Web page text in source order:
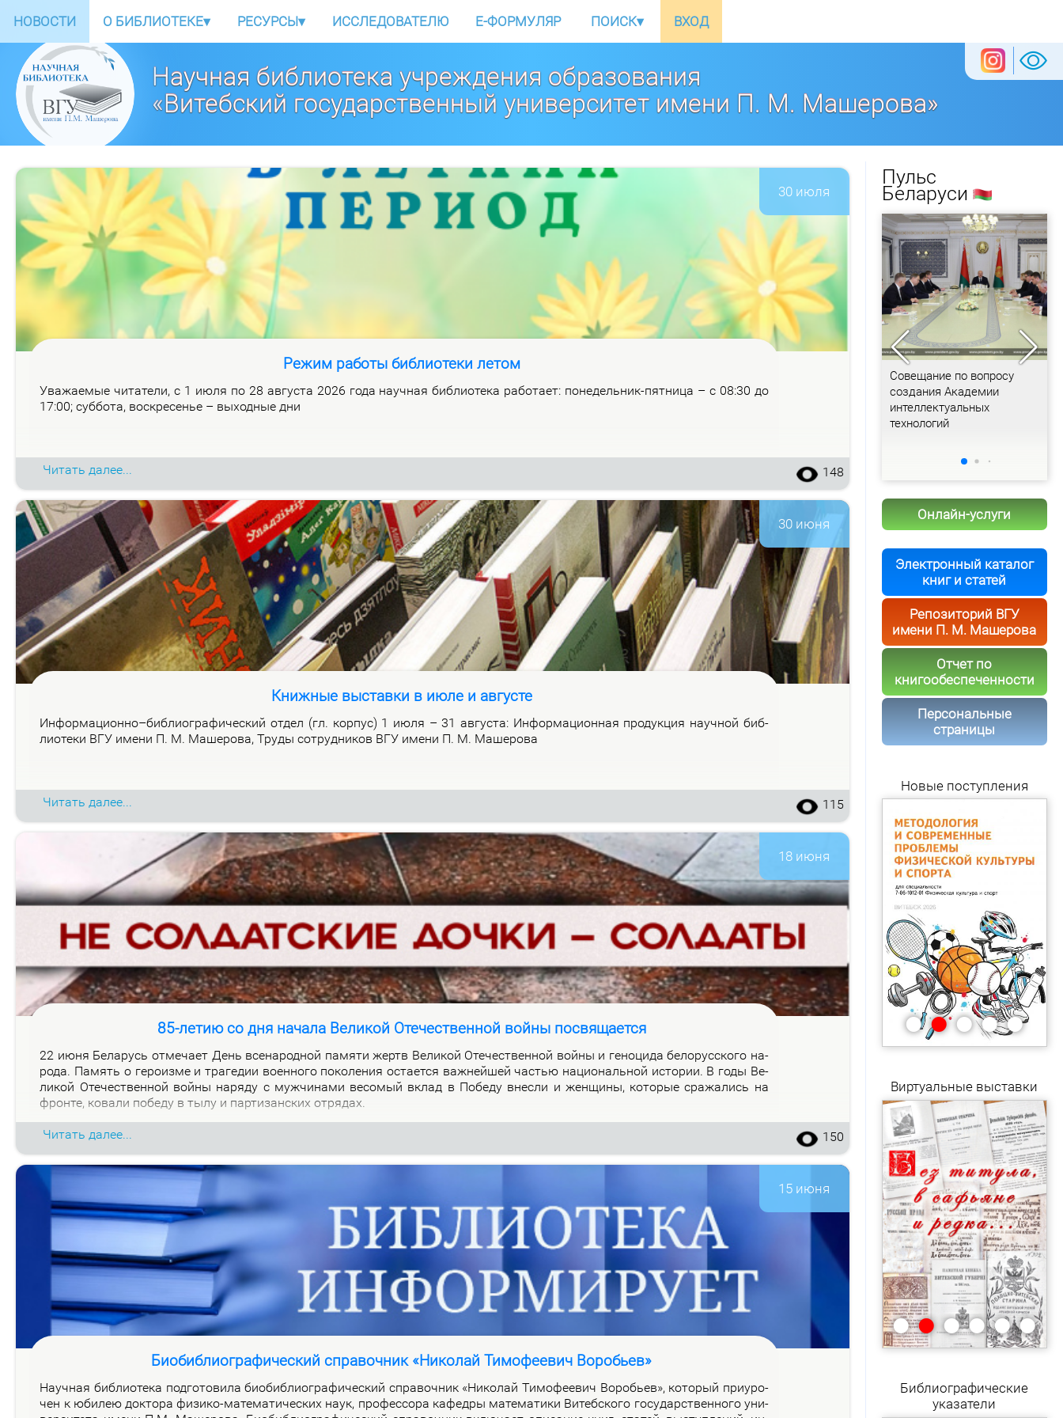
НОВОСТИ О БИБЛИОТЕКЕ▾ РЕСУРСЫ▾ ИССЛЕДОВАТЕЛЮ E-ФОРМУЛЯР ПОИСК▾ ВХОД
Научная библиотека учреждения образования
«Витебский государственный университет имени П. М. Машерова»
30 июля
Режим работы библиотеки летом
Ува­жа­е­мые чи­та­те­ли, с 1 июля по 28 ав­гу­ста 2026 го­да на­уч­ная биб­лио­те­ка ра­бо­та­ет: по­не­дель­ник-пят­ни­ца – с 08:30 до
17:00; суб­бо­та, вос­кре­се­нье – вы­ход­ные дни
Читать далее... 148
30 июня
Книжные выставки в июле и августе
Ин­фор­ма­ци­он­но–биб­лио­гра­фи­че­ский от­дел (гл. кор­пус) 1 июля – 31 ав­гу­ста: Ин­фор­ма­ци­он­ная про­дук­ция на­уч­ной биб­
лио­те­ки ВГУ име­ни П. М. Ма­ше­ро­ва, Тру­ды со­труд­ни­ков ВГУ име­ни П. М. Ма­ше­ро­ва
Читать далее... 115
18 июня
85-летию со дня начала Великой Отечественной войны посвящается
22 июня Бе­ла­русь от­ме­ча­ет День все­на­род­ной па­мя­ти жертв Ве­ли­кой Оте­че­ствен­ной вой­ны и ге­но­ци­да бе­ло­рус­ско­го на­
ро­да. Па­мять о ге­ро­из­ме и тра­ге­дии во­ен­но­го по­ко­ле­ния оста­ет­ся важ­ней­шей ча­стью на­цио­наль­ной ис­то­рии. В го­ды Ве­
ли­кой Оте­че­ствен­ной вой­ны на­ря­ду с муж­чи­на­ми ве­со­мый вклад в По­бе­ду внес­ли и жен­щи­ны, ко­то­рые сра­жа­лись на
фрон­те, ко­ва­ли по­бе­ду в ты­лу и пар­ти­зан­ских от­ря­дах.
Читать далее... 150
15 июня
Биобиблиографический справочник «Николай Тимофеевич Воробьев»
На­уч­ная биб­лио­те­ка под­го­то­ви­ла био­биб­лио­гра­фи­че­ский спра­воч­ник «Ни­ко­лай Ти­мо­фе­е­вич Во­ро­бьев», ко­то­рый при­уро­
чен к юби­лею док­то­ра физи­ко-ма­те­ма­ти­че­ских на­ук, про­фес­со­ра ка­фед­ры ма­те­ма­ти­ки Ви­теб­ско­го го­судар­ствен­но­го уни­
Пульс
Беларуси
представителя Беларуси в
Совещание по вопросу
создания Академии
интеллектуальных
технологий
Онлайн-услуги
Электронный каталог
книг и статей
Репозиторий ВГУ
имени П. М. Машерова
Отчет по
книгообеспеченности
Персональные
страницы
Новые поступления
•••••
Виртуальные выставки
••••••
Библиографические
указатели